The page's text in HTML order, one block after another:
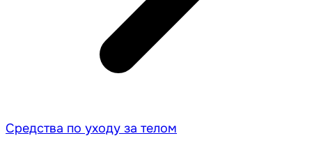
Средства по уходу за телом